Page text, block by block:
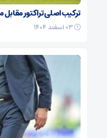
ترکیب اصلی تراکتور مقابل